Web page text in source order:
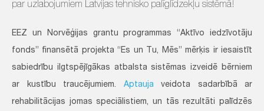
par uzlabojumiem Latvijas tehnisko palīglīdzekļu sistēmā!
EEZ un Norvēģijas grantu programmas “Aktīvo iedzīvotāju
fonds” finansētā projekta “Es un Tu, Mēs” mērķis ir iesaistīt
sabiedrību ilgtspējīgākas atbalsta sistēmas izveidē bērniem
ar kustību traucējumiem. Aptauja veidota sadarbībā ar
rehabilitācijas jomas speciālistiem, un tās rezultāti palīdzēs